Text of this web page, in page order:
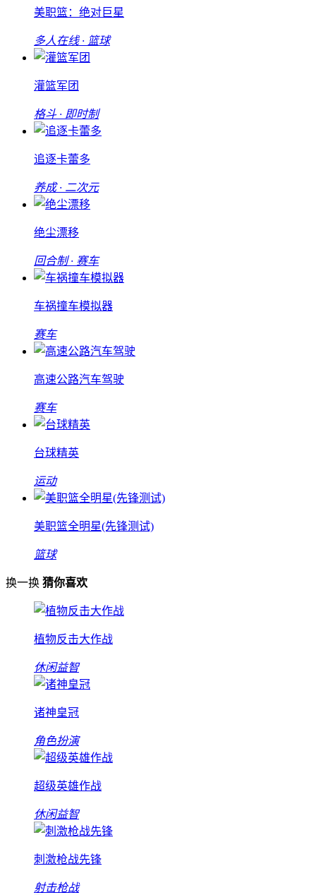
美职篮：绝对巨星
多人在线 · 篮球
灌篮军团
格斗 · 即时制
追逐卡蕾多
养成 · 二次元
绝尘漂移
回合制 · 赛车
车祸撞车模拟器
赛车
高速公路汽车驾驶
赛车
台球精英
运动
美职篮全明星(先锋测试)
篮球
换一换 猜你喜欢
植物反击大作战
休闲益智
诸神皇冠
角色扮演
超级英雄作战
休闲益智
刺激枪战先锋
射击枪战